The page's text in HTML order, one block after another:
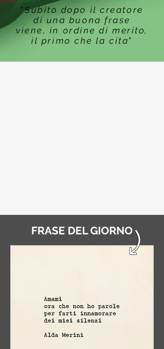
"Subito dopo il creatore
di una buona frase
viene, in ordine di merito,
il primo che la cita"
FRASE DEL GIORNO